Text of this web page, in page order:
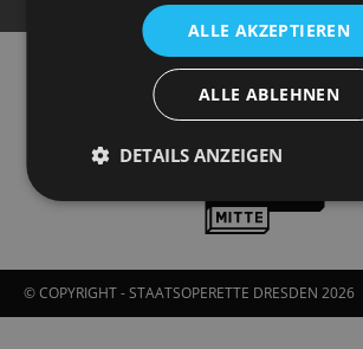
© COPYRIGHT - STAATSOPERETTE DRESDEN 2026
ALLE AKZEPTIEREN
ALLE ABLEHNEN
DETAILS ANZEIGEN